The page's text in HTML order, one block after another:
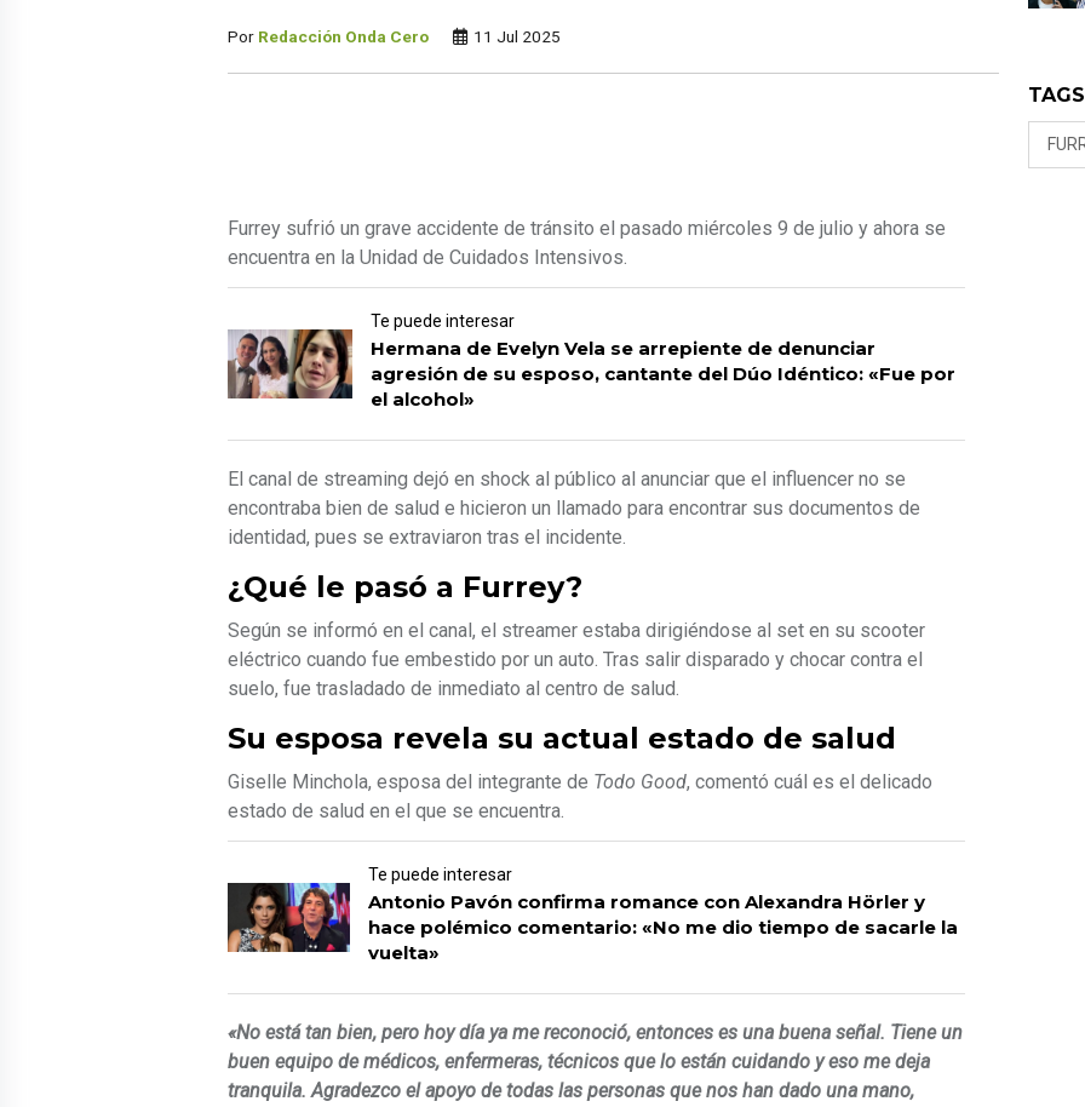
Por Redacción Onda Cero 11 Jul 2025
Furrey sufrió un grave accidente de tránsito el pasado miércoles 9 de julio y ahora se
encuentra en la Unidad de Cuidados Intensivos.
Te puede interesar
Hermana de Evelyn Vela se arrepiente de denunciar
agresión de su esposo, cantante del Dúo Idéntico: «Fue por
el alcohol»
El canal de streaming dejó en shock al público al anunciar que el influencer no se
encontraba bien de salud e hicieron un llamado para encontrar sus documentos de
identidad, pues se extraviaron tras el incidente.
¿Qué le pasó a Furrey?
Según se informó en el canal, el streamer estaba dirigiéndose al set en su scooter
eléctrico cuando fue embestido por un auto. Tras salir disparado y chocar contra el
suelo, fue trasladado de inmediato al centro de salud.
Su esposa revela su actual estado de salud
Giselle Minchola, esposa del integrante de Todo Good, comentó cuál es el delicado
estado de salud en el que se encuentra.
Te puede interesar
Antonio Pavón confirma romance con Alexandra Hörler y
hace polémico comentario: «No me dio tiempo de sacarle la
vuelta»
«No está tan bien, pero hoy día ya me reconoció, entonces es una buena señal. Tiene un
buen equipo de médicos, enfermeras, técnicos que lo están cuidando y eso me deja
tranquila. Agradezco el apoyo de todas las personas que nos han dado una mano,
TAGS